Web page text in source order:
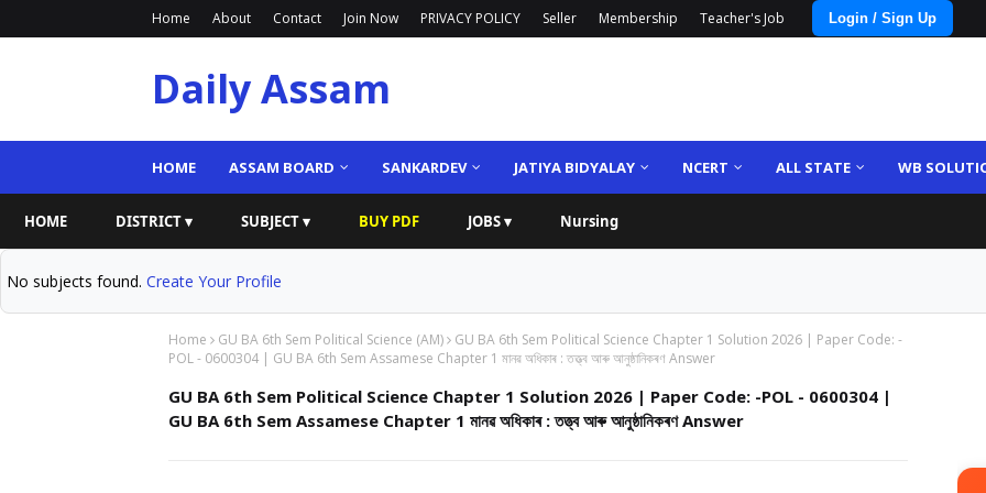
Home About Contact Join Now PRIVACY POLICY Seller Membership Teacher's Job Login / Sign Up
Daily Assam
HOME ASSAM BOARD SANKARDEV JATIYA BIDYALAY NCERT ALL STATE WB
HOME DISTRICT ▾ SUBJECT ▾ BUY PDF JOBS ▾ Nursing
No subjects found. Create Your Profile
Home GU BA 6th Sem Political Science (AM)
GU BA 6th Sem Political Science Chapter 1 Solution 2026 | Paper Code: -
POL - 0600304 | GU BA 6th Sem Assamese Chapter 1 মানৱ অধিকাৰ : তত্ত্ব আৰু আনুষ্ঠানিকৰণ Answer
GU BA 6th Sem Political Science Chapter 1 Solution 2026 | Paper Code: -POL - 0600304 |
GU BA 6th Sem Assamese Chapter 1 মানৱ অধিকাৰ : তত্ত্ব আৰু আনুষ্ঠানিকৰণ Answer